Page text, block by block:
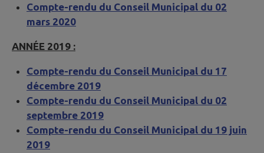
Compte-rendu du Conseil Municipal du 02
mars 2020
ANNÉE 2019 :
Compte-rendu du Conseil Municipal du 17
décembre 2019
Compte-rendu du Conseil Municipal du 02
septembre 2019
Compte-rendu du Conseil Municipal du 19 juin
2019